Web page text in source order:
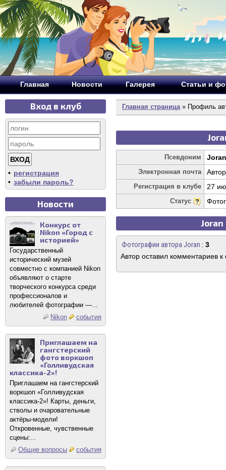
Главная Новости Галерея Статьи и
Вход в клуб
• регистрация
• забыли пароль?
Новости
Конкурс от
Nikon «Город с
историей»
Государственный
исторический музей
совместно с компанией Nikon
объявляют о старте
творческого конкурса среди
профессионалов и
любителей фотографии —...
Nikon
события
Приглашаем на
гангстерский
фото воркшоп
«Голливудская
классика-2»!
Приглашаем на гангстерский
воркшоп «Голливудская
классика-2»! Карты, деньги,
стволы и очаровательные
актёры-модели!
Откровенные, чувственные
сцены:...
Общие вопросы
события
Главная страница» Профиль
Псевдоним Joran
Электронная почта
Регистрация в клубе 27
Статус
Joran
Фотографии автора Joran : 3
Автор оставил комментариев